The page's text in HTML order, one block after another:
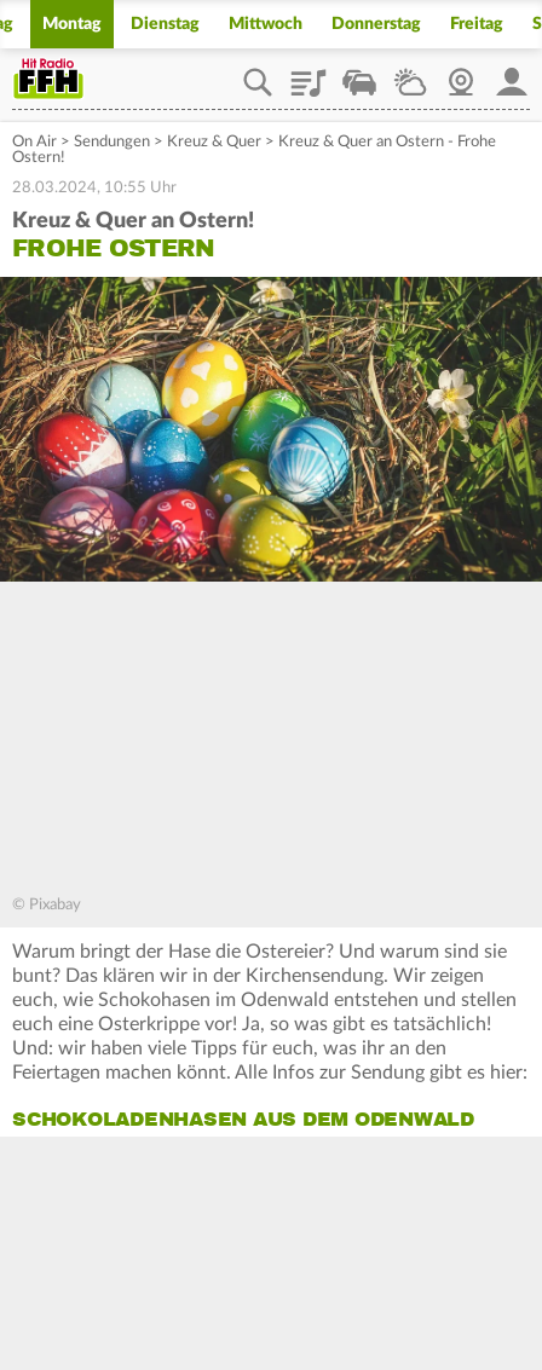
Montag Dienstag Mittwoch Donnerstag Freitag
PlaylistStaupilotWetterWebcam
On Air > Sendungen > Kreuz & Quer > Kreuz & Quer an Ostern - Frohe
Ostern!
28.03.2024, 10:55 Uhr
Kreuz & Quer an Ostern!
FROHE OSTERN
© Pixabay
Warum bringt der Hase die Ostereier? Und warum sind sie
bunt? Das klären wir in der Kirchensendung. Wir zeigen
euch, wie Schokohasen im Odenwald entstehen und stellen
euch eine Osterkrippe vor! Ja, so was gibt es tatsächlich!
Und: wir haben viele Tipps für euch, was ihr an den
Feiertagen machen könnt. Alle Infos zur Sendung gibt es hier:
SCHOKOLADENHASEN AUS DEM ODENWALD